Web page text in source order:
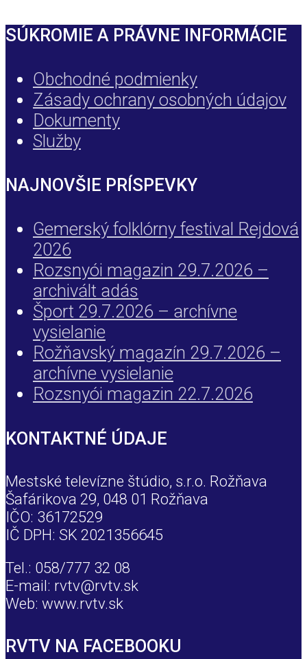
SÚKROMIE A PRÁVNE INFORMÁCIE
Obchodné podmienky
Zásady ochrany osobných údajov
Dokumenty
Služby
NAJNOVŠIE PRÍSPEVKY
Gemerský folklórny festival Rejdová
2026
Rozsnyói magazin 29.7.2026 –
archivált adás
Šport 29.7.2026 – archívne
vysielanie
Rožňavský magazín 29.7.2026 –
archívne vysielanie
Rozsnyói magazin 22.7.2026
KONTAKTNÉ ÚDAJE
Mestské televízne štúdio, s.r.o. Rožňava
Šafárikova 29, 048 01 Rožňava
IČO: 36172529
IČ DPH: SK 2021356645
Tel.: 058/777 32 08
E-mail: rvtv@rvtv.sk
Web: www.rvtv.sk
RVTV NA FACEBOOKU